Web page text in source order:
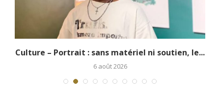
Culture – Portrait : sans matériel ni soutien, le...
6 août 2026